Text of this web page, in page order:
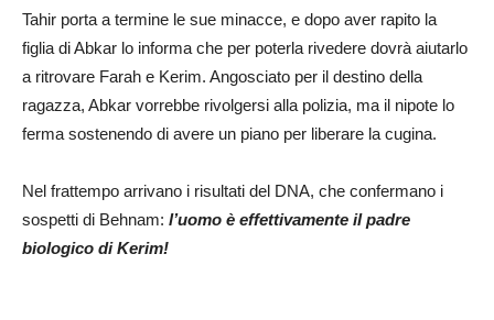
Tahir porta a termine le sue minacce, e dopo aver rapito la
figlia di Abkar lo informa che per poterla rivedere dovrà aiutarlo
a ritrovare Farah e Kerim. Angosciato per il destino della
ragazza, Abkar vorrebbe rivolgersi alla polizia, ma il nipote lo
ferma sostenendo di avere un piano per liberare la cugina.
Nel frattempo arrivano i risultati del DNA, che confermano i
sospetti di Behnam: l’uomo è effettivamente il padre
biologico di Kerim!